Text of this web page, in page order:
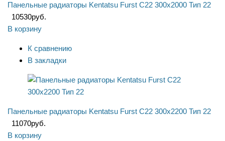
Панельные радиаторы Kentatsu Furst C22 300x2000 Тип 22
10530руб.
В корзину
К сравнению
В закладки
Панельные радиаторы Kentatsu Furst C22 300x2200 Тип 22
11070руб.
В корзину